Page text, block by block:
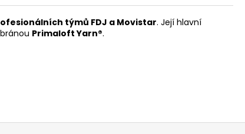
týmů FDJ a Movistar. Její hlavní
Primaloft Yarn®.